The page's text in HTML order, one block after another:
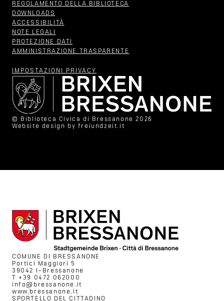
REGOLAMENTO DELLA BIBLIOTECA
DOWNLOADS
ACCESSIBILITÀ
NOTE LEGALI
PROTEZIONE DATI
AMMINISTRAZIONE TRASPARENTE
IMPOSTAZIONI PRIVACY
© Biblioteca Civica di Bressanone 2026
Website design by freiundzeit.it
COMUNE DI BRESSANONE
Portici Maggiori 5
39042 I–Bressanone
T +39 0472 062000
info@bressanone.it
www.bressanone.it
SPORTELLO DEL CITTADINO